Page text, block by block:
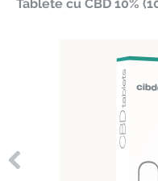
Tablete cu CBD 10%